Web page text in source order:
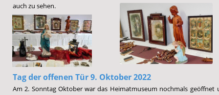
Tag der offenen Tür 9. Oktober 2022
Am 2. Sonntag Oktober war das Heimatmuseum nochmals geöffnet
auch zu sehen.